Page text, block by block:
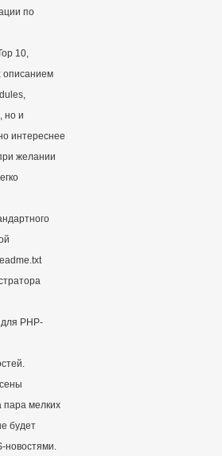
по
10,
описанием
но и
интереснее
желании
PHP-
мелких
будет
новостями.